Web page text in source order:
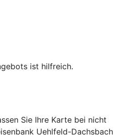
ist hilfreich.
Sie Ihre Karte bei nicht
Uehlfeld-Dachsbach